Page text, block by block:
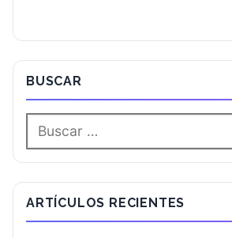
BUSCAR
ARTÍCULOS RECIENTES